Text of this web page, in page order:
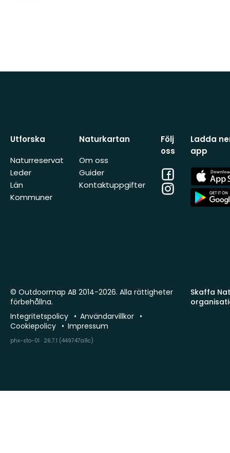
Utforska
Naturreservat
Leder
Län
Kommuner
Naturkartan
Om oss
Guider
Kontaktuppgifter
Följ
oss
Facebook
Instagram
Ladda
app
App
Store
App
Store
Skaffa
© Outdoormap AB 2014-2026. Alla rättigheter
förbehållna.
Integritetspolicy
Användarvillkor
Cookiepolicy
Impressum
phx-sto-01 · 26.7.1 (449747a8c)